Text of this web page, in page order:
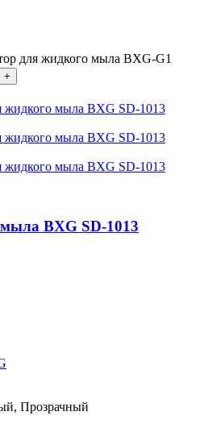
для жидкого мыла BXG-G1
BXG SD-1013
Прозрачный